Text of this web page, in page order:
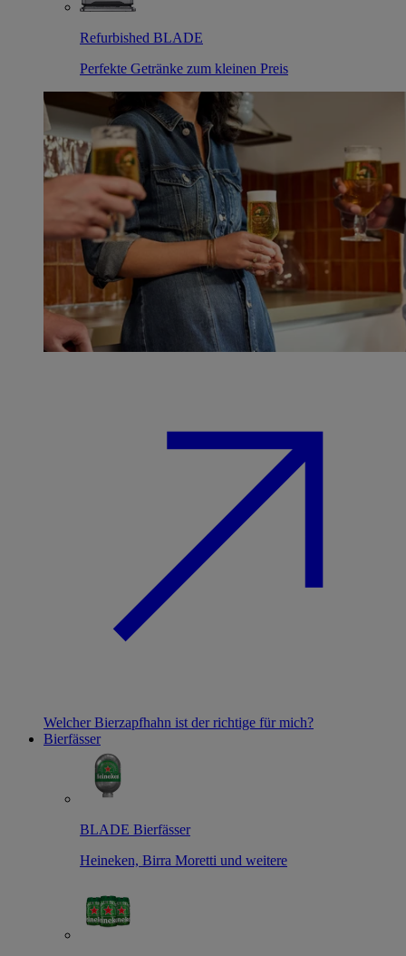
Refurbished BLADE
Perfekte Getränke zum kleinen Preis
Welcher Bierzapfhahn ist der richtige für mich?
Bierfässer
BLADE Bierfässer
Heineken, Birra Moretti und weitere